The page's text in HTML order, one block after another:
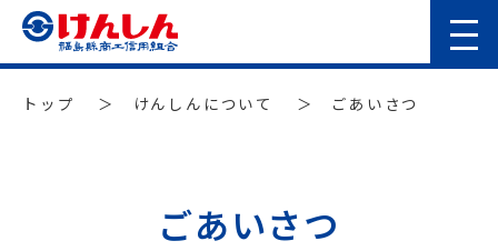
トップ ＞ けんしんについて ＞ ごあいさつ
ごあいさつ